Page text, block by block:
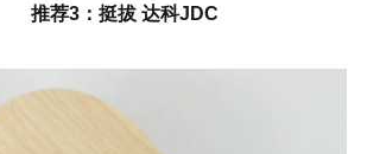
推荐3：挺拔 达科JDC